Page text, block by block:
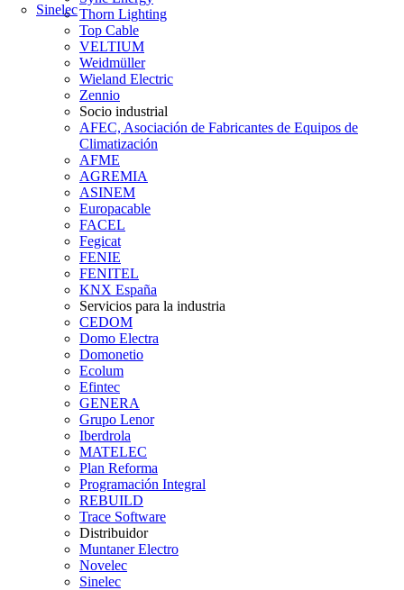
SinelecThorn Lighting
Top Cable
VELTIUM
Weidmüller
Wieland Electric
Zennio
Socio industrial
AFEC, Asociación de Fabricantes de Equipos de
Climatización
AFME
AGREMIA
ASINEM
Europacable
FACEL
Fegicat
FENIE
FENITEL
KNX España
Servicios para la industria
CEDOM
Domo Electra
Domonetio
Ecolum
Efintec
GENERA
Grupo Lenor
Iberdrola
MATELEC
Plan Reforma
Programación Integral
REBUILD
Trace Software
Distribuidor
Muntaner Electro
Novelec
Sinelec